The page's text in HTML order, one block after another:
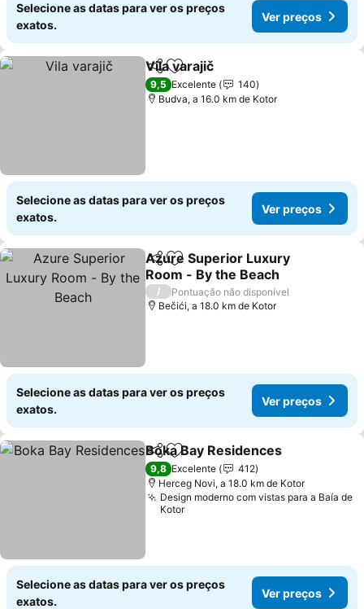
Selecione as datas para ver os preços
exatos.
Ver preços
PartilharAdicionar aos favoritos
Vila varajič
9,5 Excelente
140
Budva, a 16.0 km de Kotor
Selecione as datas para ver os preços
exatos.
Ver preços
PartilharAdicionar aos favoritos
Azure Superior Luxury
Room - By the Beach
/
Pontuação não disponível
Bečići, a 18.0 km de Kotor
Selecione as datas para ver os preços
exatos.
Ver preços
PartilharAdicionar aos favoritos
Boka Bay Residences
9,8 Excelente
412
Herceg Novi, a 18.0 km de Kotor
Design moderno com vistas para a Baía de
Kotor
Selecione as datas para ver os preços
exatos.
Ver preços